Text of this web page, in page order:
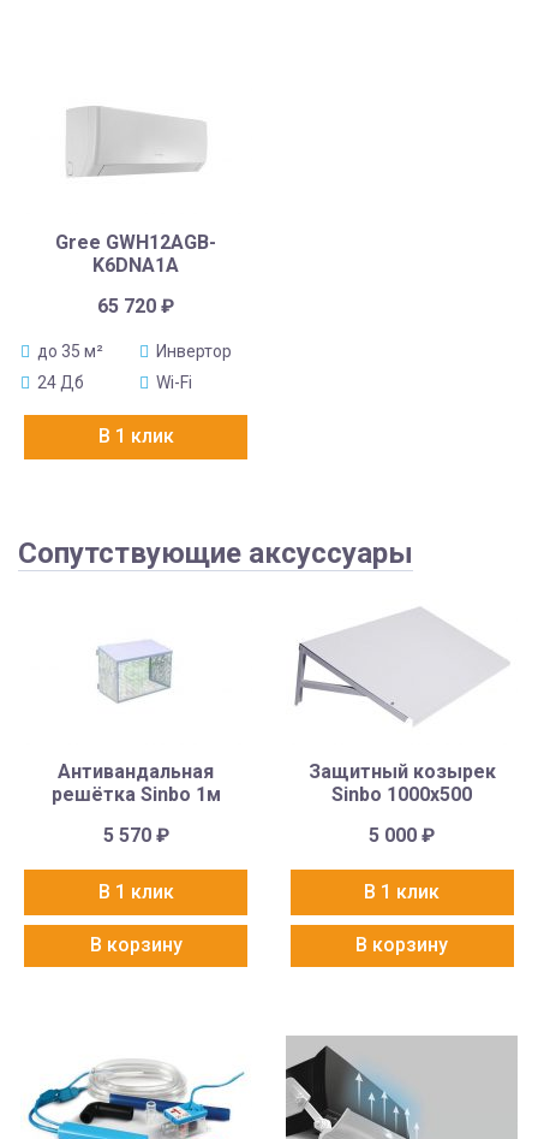
Gree GWH12AGB-
K6DNA1A
65 720₽
до 35 м²
Инвертор
24 Дб
Wi-Fi
В 1 клик
Сопутствующие аксуссуары
Антивандальная
решётка Sinbo 1м
5 570 ₽
В 1 клик
В корзину
Защитный козырек
Sinbo 1000х500
5 000₽
В 1 клик
В корзину